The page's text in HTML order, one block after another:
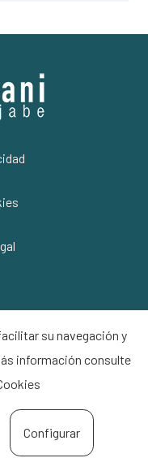
su navegación y
información consulte
Configurar